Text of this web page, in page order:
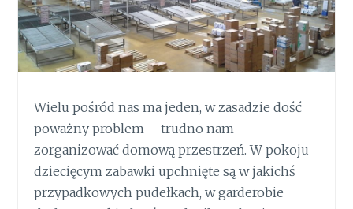
Wielu pośród nas ma jeden, w zasadzie dość
poważny problem – trudno nam
zorganizować domową przestrzeń. W pokoju
dziecięcym zabawki upchnięte są w jakichś
przypadkowych pudełkach, w garderobie